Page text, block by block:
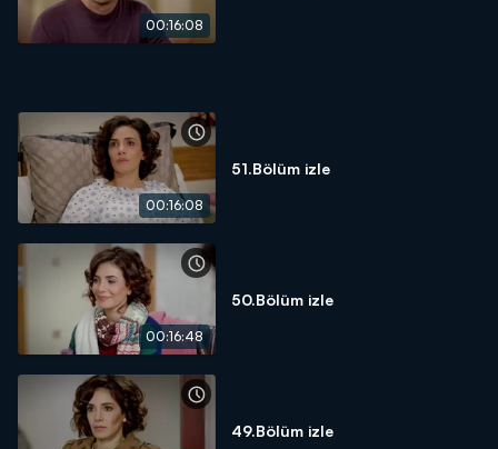
00:16:08
00:16:08
51.Bölüm izle
00:16:48
50.Bölüm izle
49.Bölüm izle